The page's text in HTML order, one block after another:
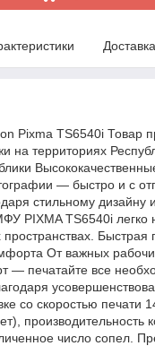
Доставка
Pixma TS6540i Товар
на территориях
— быстро и с
стильному дизайну
PIXMA TS6540i легко
Быстрая
От важных
— печатайте все
со скоростью печати
производительность
число сопел.